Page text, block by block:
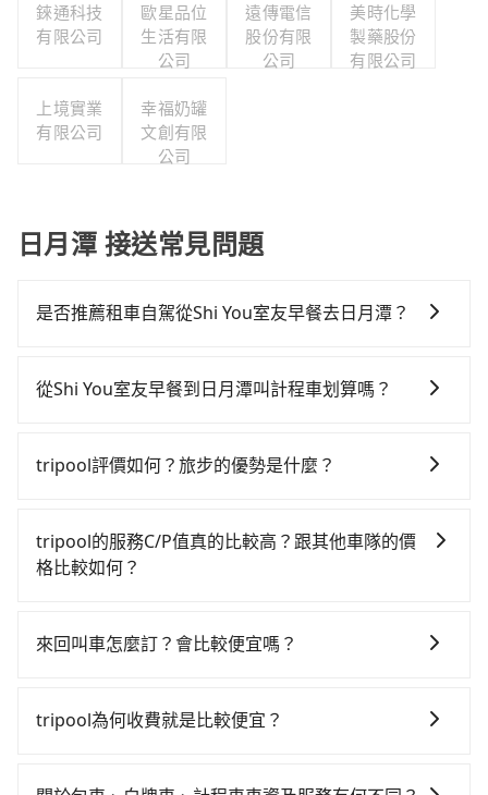
錸通科技
有限公司
歐星品位
生活有限
公司
遠傳電信
股份有限
公司
美時化學
製藥股份
有限公司
上境實業
有限公司
幸福奶罐
文創有限
公司
日月潭 接送常見問題
是否推薦租車自駕從Shi You室友早餐去日月潭？
時不需要閉目養神（因為要自己開車），最重要的是你
$115~205承租小轎車，每公里再額外加收$3.2，從Shi
路返回），雖已將eTag和可能的每小時40元路邊停車費
用預估進去，但額外的汽車保險與可能的罰單都需自
數超過四位，更是沒有較大的七人座或九人座可供選
修理，每一次租車都好像在開樂透一樣。另外，偶爾也
從Shi You室友早餐到日月潭叫計程車划算嗎？
灣大車隊、Uber、Line Taxi、Yoxi等，如果在路邊攔不
看看。依照里程跳錶計算，價格約為1,775~2,100元間，
若改選tripool的專車服務可再更便宜。但如果要考慮到
490倍。再加上台中市有些計程車司機不按錶計費，約有
較為便宜，但當你們人數超過四位時，叫兩輛計程車的
tripool評價如何？旅步的優勢是什麼？
定及可靠的，大多數的使用者都給予了高分評價。此
外，tripool司機專業的駕駛和親切服務態度也獲得了許
您的旅程能更有彈性及保障。
tripool的服務C/P值真的比較高？跟其他車隊的價
格比較如何？
市場上稍具規模且合法經營的業者，有以短程與城市為
KKDAY、KLOOK、叫車吧等。tripool旅步專注在長程
來回叫車怎麼訂？會比較便宜嗎？
趟車的資訊，所以如果需要來回叫車，請分兩筆訂單預
tripool為何收費就是比較便宜？